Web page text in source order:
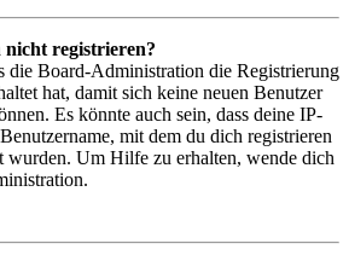
registrieren?
die Board-Administration die Registrierung
hat, damit sich keine neuen Benutzer
Es könnte auch sein, dass deine IP-
mit dem du dich registrieren
wurden. Um Hilfe zu erhalten, wende dich